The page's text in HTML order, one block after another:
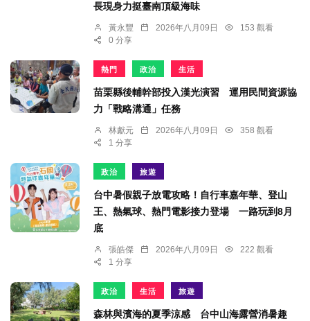
長現身力挺臺南頂級海味
黃永豐 2026年八月09日
153 觀看
0 分享
熱門 政治 生活
苗栗縣後輔幹部投入漢光演習 運用民間資源協
力「戰略溝通」任務
林獻元 2026年八月09日
358 觀看
1 分享
政治 旅遊
台中暑假親子放電攻略！自行車嘉年華、登山
王、熱氣球、熱門電影接力登場 一路玩到8月
底
張皓傑 2026年八月09日
222 觀看
1 分享
政治 生活 旅遊
森林與濱海的夏季涼感 台中山海露營消暑趣